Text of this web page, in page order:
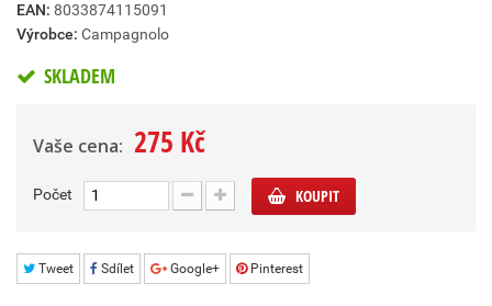
EAN: 8033874115091
Výrobce: Campagnolo
SKLADEM
Vaše cena: 275 Kč
Počet KOUPIT
Tweet Sdílet Google+ Pinterest